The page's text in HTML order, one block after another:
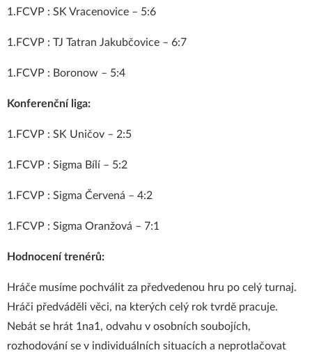
1.FCVP : SK Vracenovice – 5:6
1.FCVP : TJ Tatran Jakubčovice – 6:7
1.FCVP : Boronow – 5:4
Konferenční liga:
1.FCVP : SK Uničov – 2:5
1.FCVP : Sigma Bílí – 5:2
1.FCVP : Sigma Červená – 4:2
1.FCVP : Sigma Oranžová – 7:1
Hodnocení trenérů:
Hráče musíme pochválit za předvedenou hru po celý turnaj.
Hráči předváděli věci, na kterých celý rok tvrdě pracuje.
Nebát se hrát 1na1, odvahu v osobních soubojích,
rozhodování se v individuálních situacích a neprotlačovat